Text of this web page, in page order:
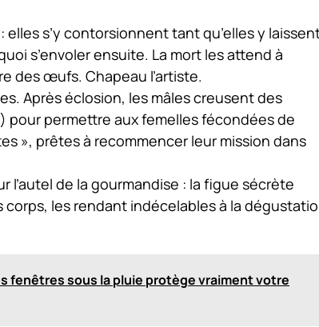
elles s’y contorsionnent tant qu’elles y
s’envoler ensuite. La mort les attend à
des œufs. Chapeau l’artiste.
Après éclosion, les mâles creusent des
pour permettre aux femelles fécondées de
», prêtes à recommencer leur mission dans
de la gourmandise : la figue sécrète
les rendant indécelables à la
fenêtres sous la pluie protège vraiment votre